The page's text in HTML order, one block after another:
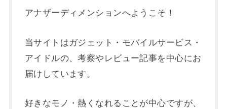
アナザーディメンションへようこそ！
当サイトはガジェット・モバイルサービス・
アイドルの、考察やレビュー記事を中心にお
届けしています。
好きなモノ・熱くなれることが中心ですが、